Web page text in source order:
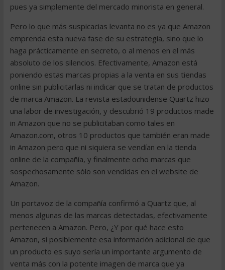
pues ya simplemente del mercado minorista en general.
Pero lo que más suspicacias levanta no es ya que Amazon
emprenda esta nueva fase de su estrategia, sino que lo
haga prácticamente en secreto, o al menos en el más
absoluto de los silencios. Efectivamente, Amazon está
poniendo estas marcas propias a la venta en sus tiendas
online sin publicitarlas ni indicar que se tratan de productos
de marca Amazon. La revista estadounidense Quartz hizo
una labor de investigación, y descubrió 19 productos made
in Amazon que no se publicitaban como tales en
Amazon.com, otros 10 productos que también eran made
in Amazon pero que ni siquiera se vendían en la tienda
online de la compañía, y finalmente ocho marcas que
sospechosamente sólo son vendidas en el website de
Amazon.
Un portavoz de la compañía confirmó a Quartz que, al
menos algunas de las marcas detectadas, efectivamente
pertenecen a Amazon. Pero, ¿Y por qué hace esto
Amazon, si posiblemente esa información adicional de que
un producto es suyo sería un importante argumento de
venta más con la potente imagen de marca que ya